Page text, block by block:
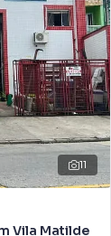
Paulo? Entre
em
São Paulo. Aqui
estilo de vida.
Xavier e
cidade e com
11
Vila Matilde